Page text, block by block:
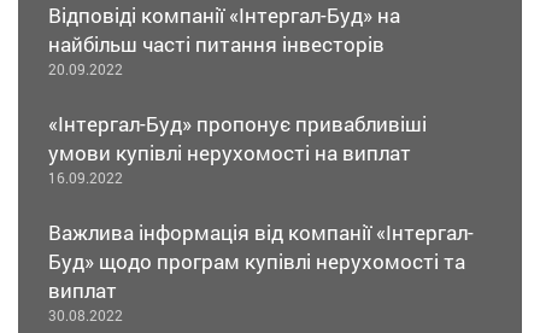
Відповіді компанії «Інтергал-Буд» на
найбільш часті питання інвесторів
20.09.2022
«Інтергал-Буд» пропонує привабливіші
умови купівлі нерухомості на виплат
16.09.2022
Важлива інформація від компанії «Інтергал-
Буд» щодо програм купівлі нерухомості та
виплат
30.08.2022